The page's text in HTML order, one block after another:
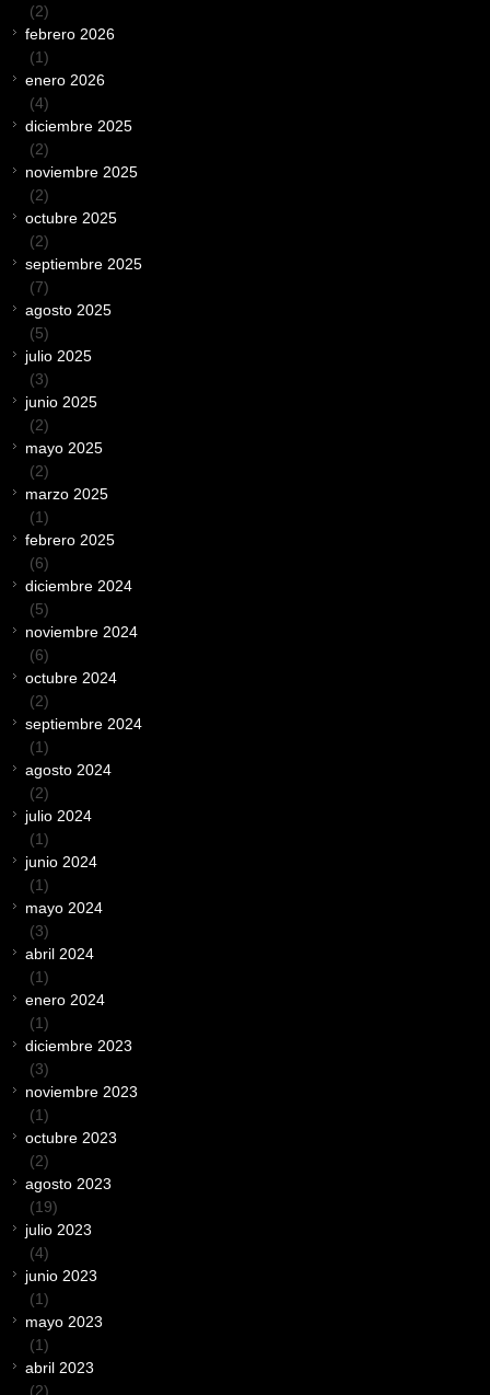
(2)
febrero 2026
(1)
enero 2026
(4)
diciembre 2025
(2)
noviembre 2025
(2)
octubre 2025
(2)
septiembre 2025
(7)
agosto 2025
(5)
julio 2025
(3)
junio 2025
(2)
mayo 2025
(2)
marzo 2025
(1)
febrero 2025
(6)
diciembre 2024
(5)
noviembre 2024
(6)
octubre 2024
(2)
septiembre 2024
(1)
agosto 2024
(2)
julio 2024
(1)
junio 2024
(1)
mayo 2024
(3)
abril 2024
(1)
enero 2024
(1)
diciembre 2023
(3)
noviembre 2023
(1)
octubre 2023
(2)
agosto 2023
(19)
julio 2023
(4)
junio 2023
(1)
mayo 2023
(1)
abril 2023
(2)